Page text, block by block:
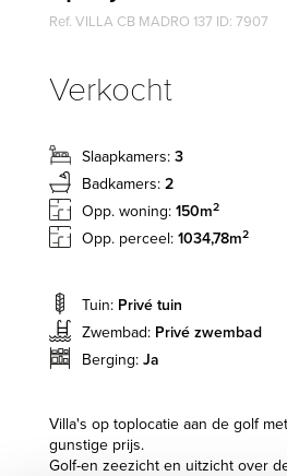
Ref. VILLA CB MADRO 137 ID: 7907
Verkocht
Slaapkamers: 3
Badkamers: 2
Opp. woning: 150m2
Opp. perceel: 1034,78m2
Tuin: Privé tuin
Zwembad: Privé zwembad
Berging: Ja
Villa's op toplocatie aan de golf
gunstige prijs.
Golf-en zeezicht en uitzicht over